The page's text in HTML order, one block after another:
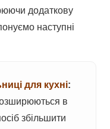
додаткову
наступні
для кухні:
в
збільшити